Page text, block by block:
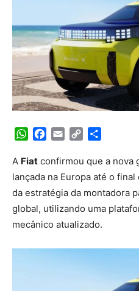
WhatsApp
Facebook
Email Copy
A Fiat confirmou que a nova
lançada na Europa até o
da estratégia da montadora
global, utilizando uma
mecânico atualizado.